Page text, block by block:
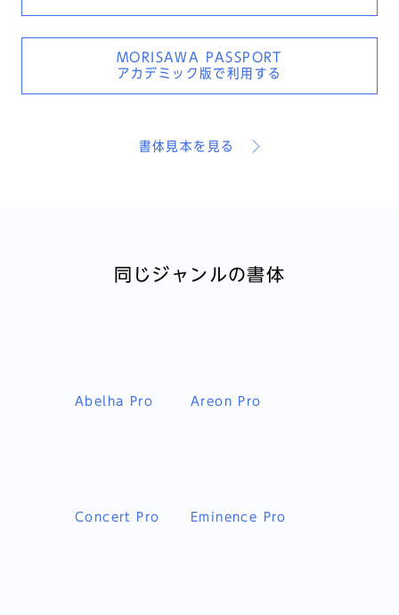
MORISAWA PASSPORT
アカデミック版で利用する
書体見本を見る
同じジャンルの書体
Abelha Pro Areon Pro
Concert Pro Eminence Pro